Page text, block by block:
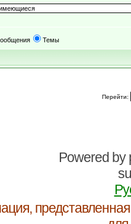
Темы
Перейти:
Powered by